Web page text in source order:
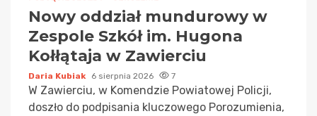
Nowy oddział mundurowy w
Zespole Szkół im. Hugona
Kołłątaja w Zawierciu
Daria Kubiak 6 sierpnia 2026 7
W Zawierciu, w Komendzie Powiatowej Policji,
doszło do podpisania kluczowego Porozumienia,